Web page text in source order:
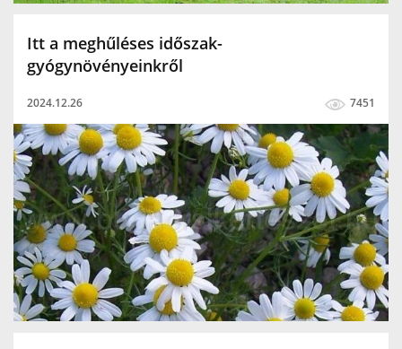
Itt a meghűléses időszak-
gyógynövényeinkről
2024.12.26 7451